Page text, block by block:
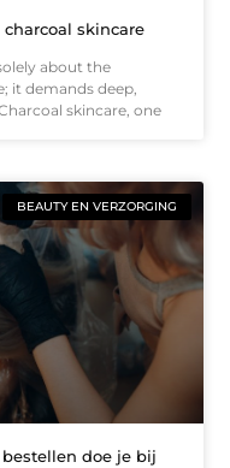
skincare
about the
it demands deep,
skincare, one
BEAUTY EN VERZORGING
doe je bij